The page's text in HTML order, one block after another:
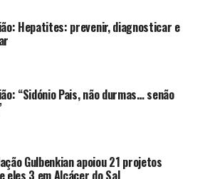
Hepatites: prevenir, diagnosticar e
“Sidónio Pais, não durmas… senão
Gulbenkian apoiou 21 projetos